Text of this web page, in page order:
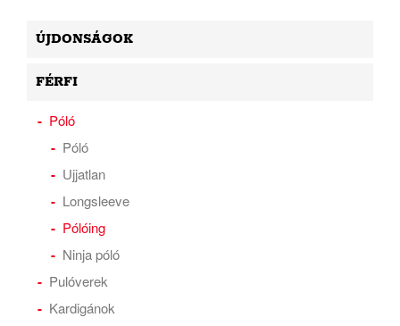
ÚJDONSÁGOK
FÉRFI
Póló
Póló
Ujjatlan
Longsleeve
Pólóing
Ninja póló
Pulóverek
Kardigánok